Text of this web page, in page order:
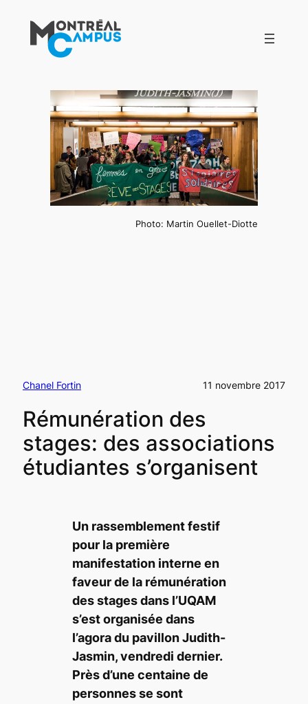
contenu
Photo: Martin Ouellet-Diotte
Chanel Fortin 11 novembre 2017
Rémunération des
stages: des associations
étudiantes s’organisent
Un rassemblement festif
pour la première
manifestation interne en
faveur de la rémunération
des stages dans l’UQAM
s’est organisée dans
l’agora du pavillon Judith-
Jasmin, vendredi dernier.
Près d’une centaine de
personnes se sont